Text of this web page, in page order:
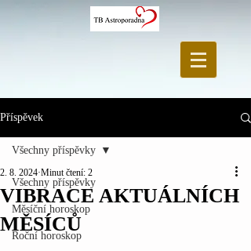
Příspěvek
Všechny příspěvky
Měsíční horoskop
Roční horoskop
Všechny příspěvky
VIBRACE AKTUÁLNÍCH
MĚSÍCŮ
2. 8. 2024 Minut čtení: 2